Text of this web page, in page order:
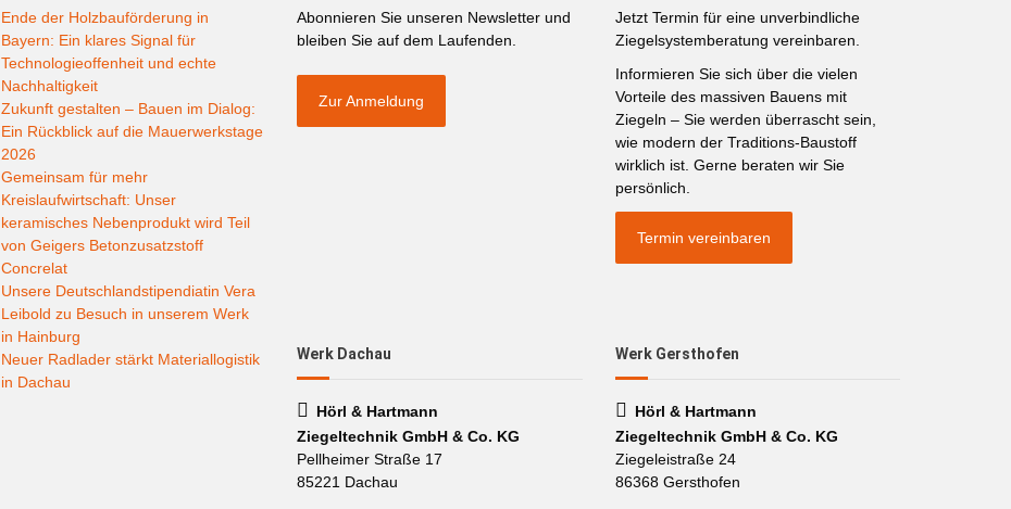
Ende der Holzbauförderung in
Bayern: Ein klares Signal für
Technologieoffenheit und echte
Nachhaltigkeit
Zukunft gestalten – Bauen im Dialog:
Ein Rückblick auf die Mauerwerkstage
2026
Gemeinsam für mehr
Kreislaufwirtschaft: Unser
keramisches Nebenprodukt wird Teil
von Geigers Betonzusatzstoff
Concrelat
Unsere Deutschlandstipendiatin Vera
Leibold zu Besuch in unserem Werk
in Hainburg
Neuer Radlader stärkt Materiallogistik
in Dachau
Abonnieren Sie unseren Newsletter und
bleiben Sie auf dem Laufenden.
Zur Anmeldung
Jetzt Termin für eine unverbindliche
Ziegelsystemberatung vereinbaren.
Informieren Sie sich über die vielen
Vorteile des massiven Bauens mit
Ziegeln – Sie werden überrascht sein,
wie modern der Traditions-Baustoff
wirklich ist. Gerne beraten wir Sie
persönlich.
Termin vereinbaren
Werk Dachau
Hörl & Hartmann
Ziegeltechnik GmbH & Co. KG
Pellheimer Straße 17
85221 Dachau
Werk Gersthofen
Hörl & Hartmann
Ziegeltechnik GmbH & Co. KG
Ziegeleistraße 24
86368 Gersthofen